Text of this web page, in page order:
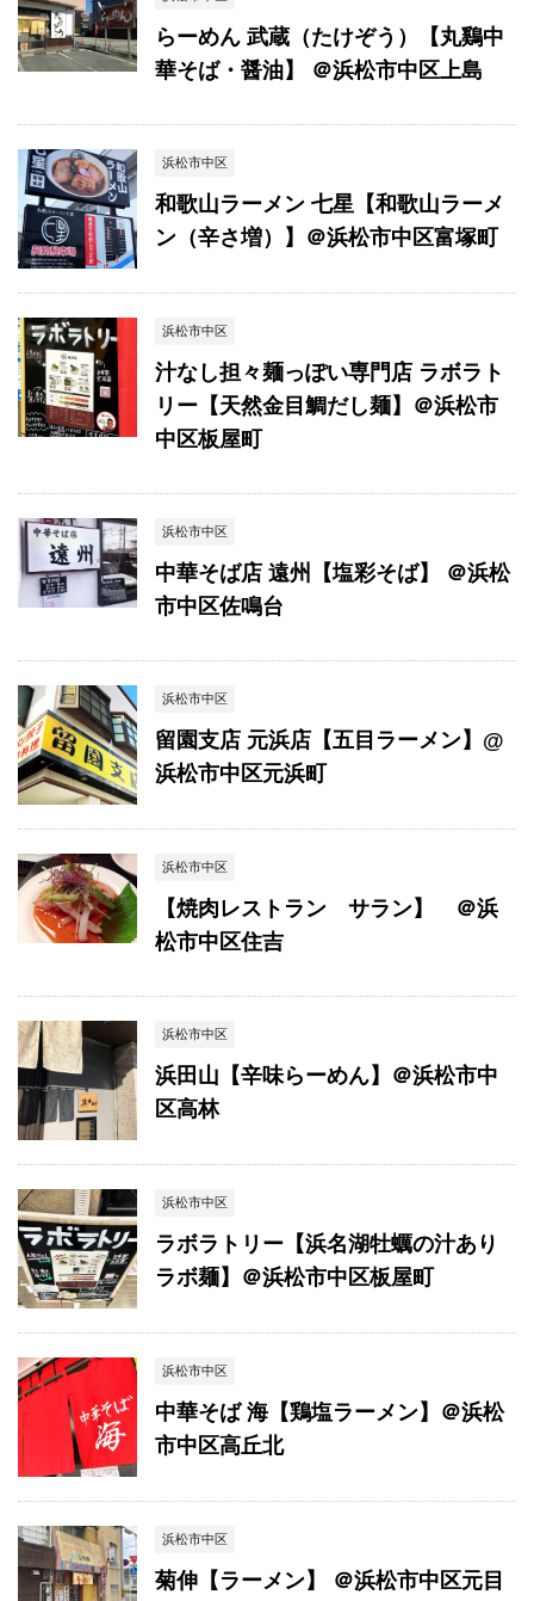
らーめん 武蔵（たけぞう）【丸鷄中
華そば・醤油】 ＠浜松市中区上島
浜松市中区
和歌山ラーメン 七星【和歌山ラーメ
ン（辛さ増）】＠浜松市中区富塚町
浜松市中区
汁なし担々麺っぽい専門店 ラボラト
リー【天然金目鯛だし麺】＠浜松市
中区板屋町
浜松市中区
中華そば店 遠州【塩彩そば】 ＠浜松
市中区佐鳴台
浜松市中区
留園支店 元浜店【五目ラーメン】@
浜松市中区元浜町
浜松市中区
【焼肉レストラン サラン】 ＠浜
松市中区住吉
浜松市中区
浜田山【辛味らーめん】＠浜松市中
区高林
浜松市中区
ラボラトリー【浜名湖牡蠣の汁あり
ラボ麺】＠浜松市中区板屋町
浜松市中区
中華そば 海【鶏塩ラーメン】＠浜松
市中区高丘北
浜松市中区
菊伸【ラーメン】 ＠浜松市中区元目